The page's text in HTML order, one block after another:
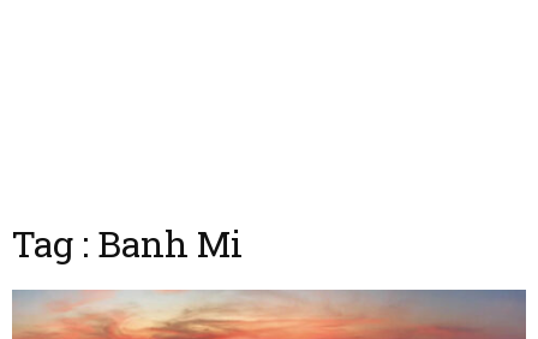
Tag : Banh Mi